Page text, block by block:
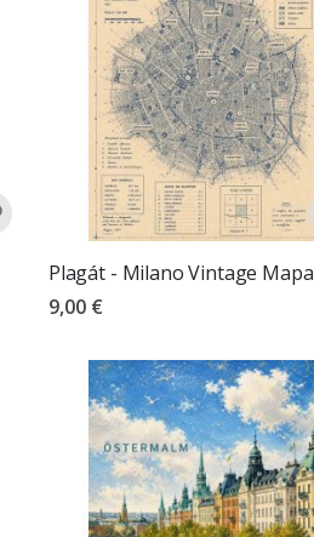
Plagát - Milano Vintage Mapa
9,00 €